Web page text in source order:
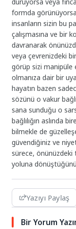
formda
insanların sizin bu
çalışmasına ve bir
davranarak
veya çevrenizdeki
görüp sizi manipüle
olmanıza dair bir
hayatın bazen
sözünü o vakur
sana sunduğu o
bağlılığın aslında
bilmekle de
güvendiğiniz ve
sürece, önünüzdeki
yoluna
Yazıyı Paylaş
Bir Yorum